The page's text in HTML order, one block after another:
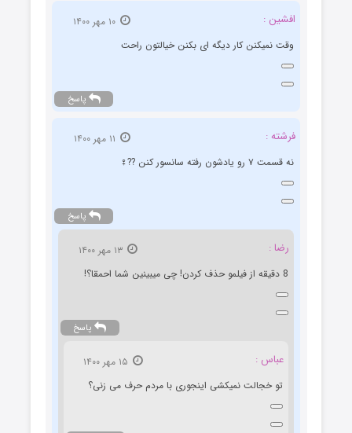
افشین :
وقت نمیکنن کار دیگه ای بکنن خیالتون راحت
پاسخ
فرشته :
نه قسمت ۷ رو یادشون رفته سانسور کنن ??‍♀️
پاسخ
رضا :
۱۳ مهر ۱۴۰۰
8 دقیقه از فیلمو حذف کردن! چی میبینین شما احمقا؟!
پاسخ
عباس :
تو خجالت نمیکشی اینجوری با مردم حرف می زنی؟